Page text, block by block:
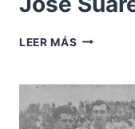
LEER MÁS HOY
AÑOS.
FALLECE
JOSÉ